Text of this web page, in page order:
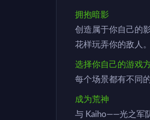
拥抱暗影
创造属于你自己的
花样玩弄你的敌人。
选择你自己的游戏
每个场景都有不同
成为荒神
与 Kaiho——光之军